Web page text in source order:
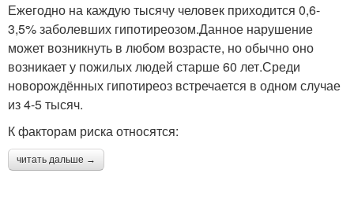
Ежегодно на каждую тысячу человек приходится 0,6-
3,5% заболевших гипотиреозом.Данное нарушение
может возникнуть в любом возрасте, но обычно оно
возникает у пожилых людей старше 60 лет.Среди
новорождённых гипотиреоз встречается в одном случае
из 4-5 тысяч.
К факторам риска относятся:
читать дальше →